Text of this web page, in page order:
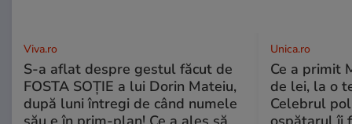
Viva.ro
S-a aflat despre gestul făcut de
FOSTA SOȚIE a lui Dorin Mateiu,
după luni întregi de când numele
Unica.ro
Ce a primit
de lei, la o
Celebrul